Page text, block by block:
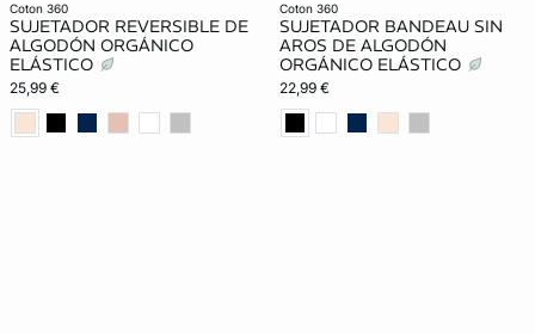
coton 360
SUJETADOR REVERSIBLE DE
ALGODÓN ORGÁNICO
ELÁSTICO
25,99 €
coton 360
SUJETADOR BANDEAU SIN
AROS DE ALGODÓN
ORGÁNICO ELÁSTICO
22,99 €